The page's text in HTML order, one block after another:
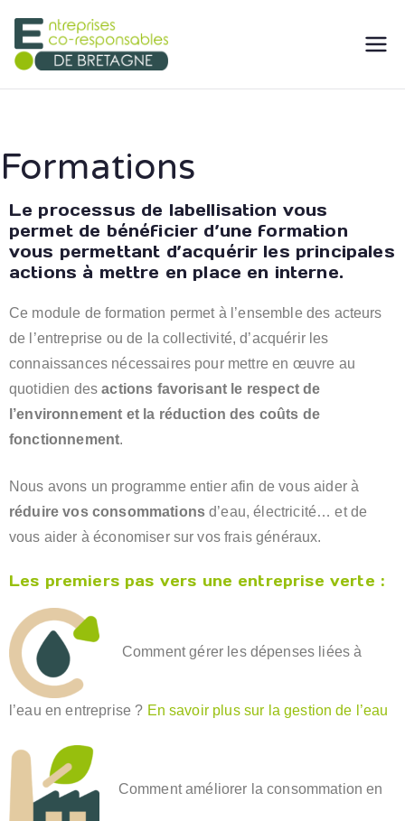
Responsabl
es de
Bretagne
Afin d'imaginer ensemble un
Formations
Le processus de labellisation vous
permet de bénéficier d’une formation
vous permettant d’acquérir les principales
actions à mettre en place en interne.
Ce module de formation permet à l’ensemble des acteurs
de l’entreprise ou de la collectivité, d’acquérir les
connaissances nécessaires pour mettre en œuvre au
quotidien desactions favorisant le respect de
l’environnement et la réduction des coûts de
fonctionnement.
Nous avons un programme entier afin de vous aider à
réduire vos consommations d’eau, électricité… et de
vous aider à économiser sur vos frais généraux.
Les premiers pas vers une entreprise verte :
Comment gérer les dépenses liées à
l’eau en entreprise ? En savoir plus sur la gestion de l’eau
Comment améliorer la consommation en